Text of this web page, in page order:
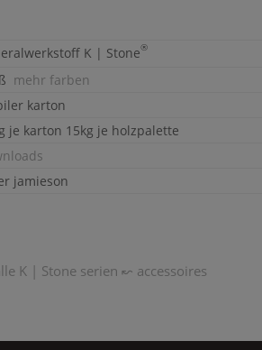
K | Stone®
mehr farben
karton
je karton 15kg je holzpalette
jamieson
K | Stoneserien ↜ accessoires